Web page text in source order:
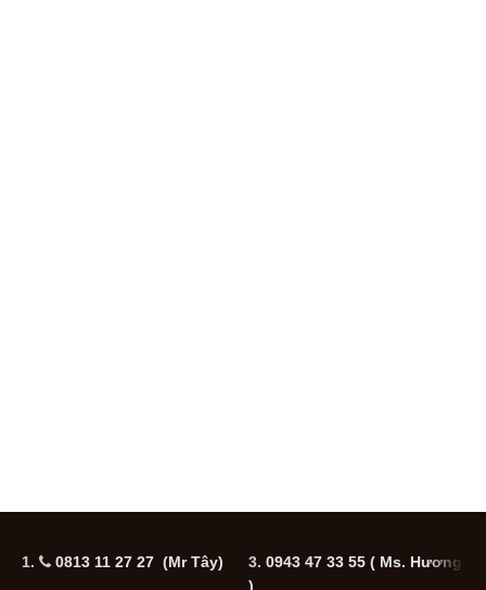
1. 0813 11 27 27 (Mr Tây) 3. 0943 47 33 55 ( Ms. Hương
)